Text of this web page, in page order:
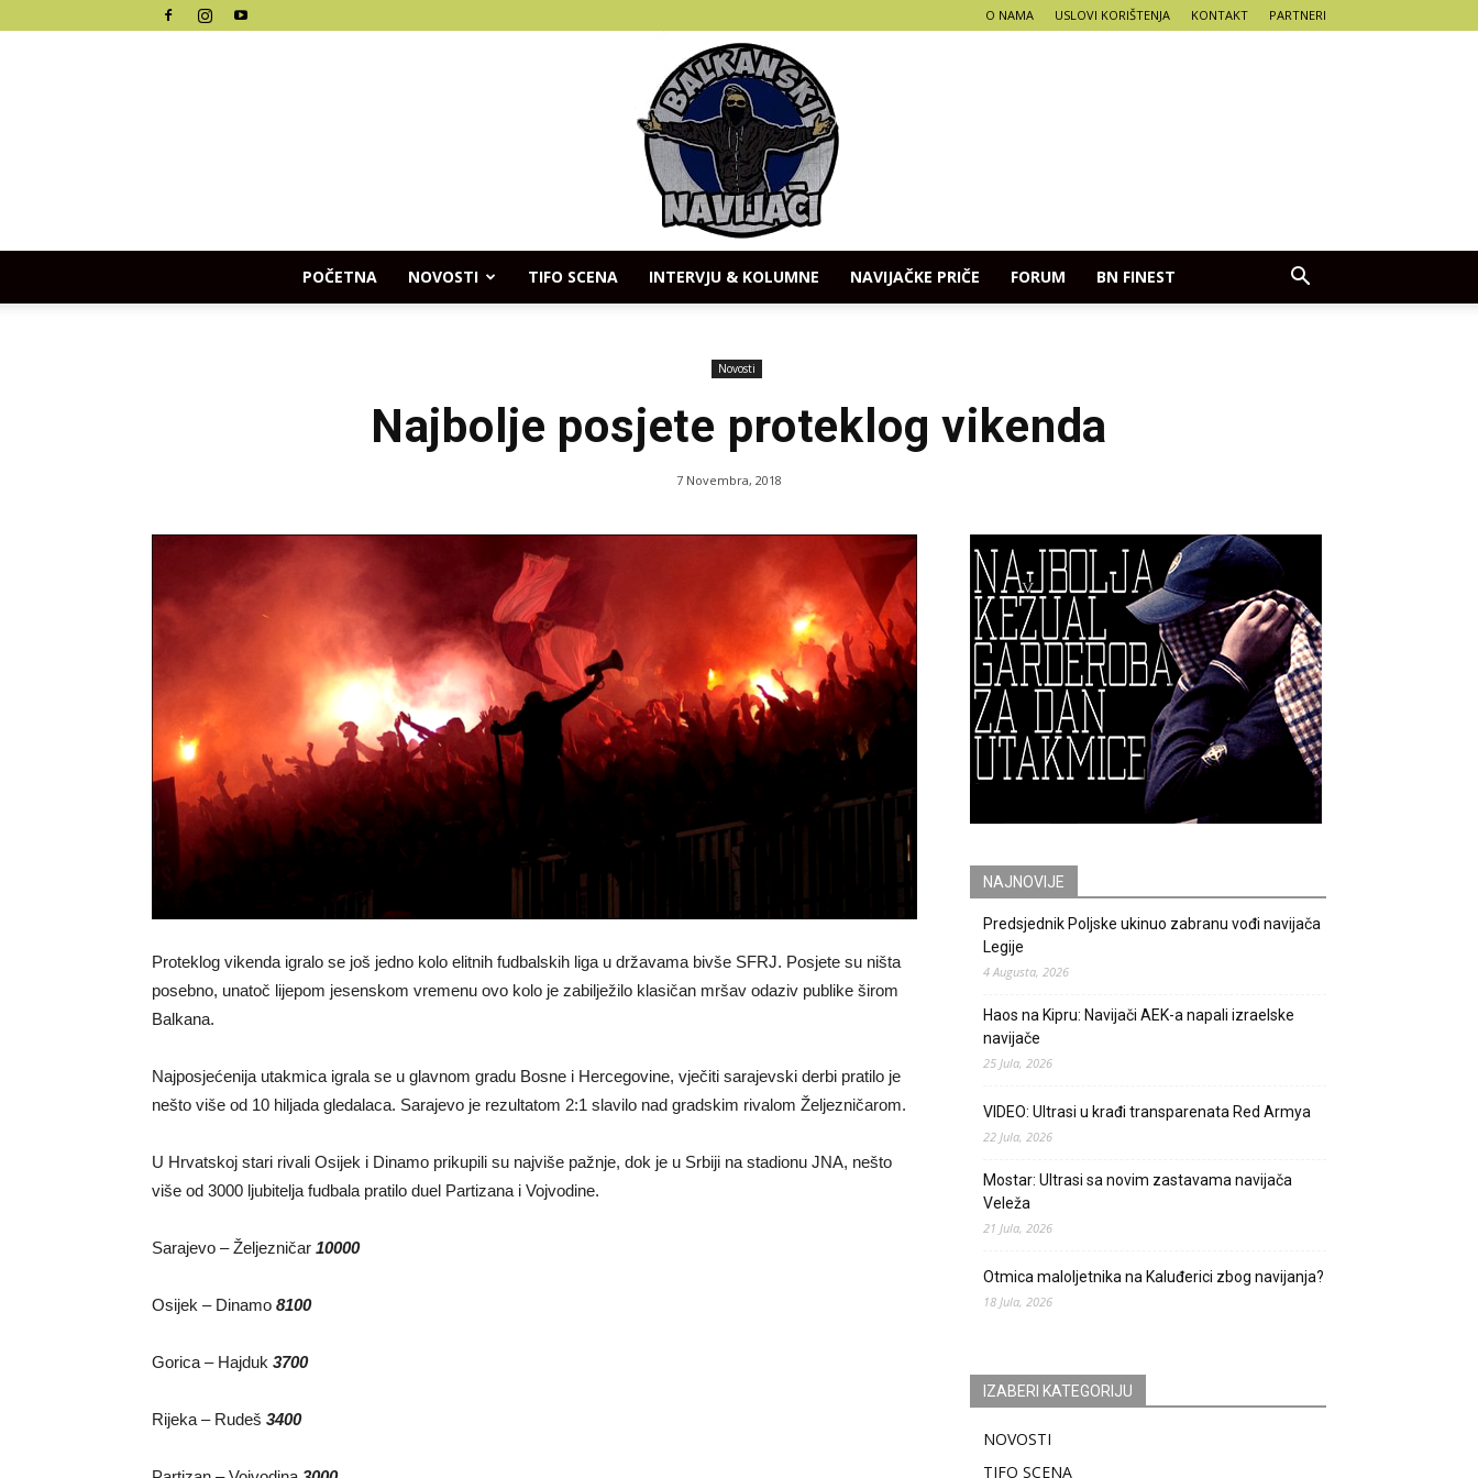
O NAMA USLOVI KORIŠTENJA KONTAKT PARTNERI
POČETNA NOVOSTI TIFO SCENA INTERVJU & KOLUMNE NAVIJAČKE PRIČE FORUM BN FINEST
Novosti
Najbolje posjete proteklog vikenda
7 Novembra, 2018
Proteklog vikenda igralo se još jedno kolo elitnih fudbalskih liga u državama bivše SFRJ. Posjete su ništa
posebno, unatoč lijepom jesenskom vremenu ovo kolo je zabilježilo klasičan mršav odaziv publike širom
Balkana.
Najposjećenija utakmica igrala se u glavnom gradu Bosne i Hercegovine, vječiti sarajevski derbi pratilo je
nešto više od 10 hiljada gledalaca. Sarajevo je rezultatom 2:1 slavilo nad gradskim rivalom Željezničarom.
U Hrvatskoj stari rivali Osijek i Dinamo prikupili su najviše pažnje, dok je u Srbiji na stadionu JNA, nešto
više od 3000 ljubitelja fudbala pratilo duel Partizana i Vojvodine.
Sarajevo – Željezničar 10000
Osijek – Dinamo 8100
Gorica – Hajduk 3700
Rijeka – Rudeš 3400
NAJNOVIJE
Predsjednik Poljske ukinuo zabranu vođi navijača
Legije
4 Augusta, 2026
Haos na Kipru: Navijači AEK-a napali izraelske
navijače
25 Jula, 2026
VIDEO: Ultrasi u krađi transparenata Red Armya
22 Jula, 2026
Mostar: Ultrasi sa novim zastavama navijača
Veleža
21 Jula, 2026
Otmica maloljetnika na Kaluđerici zbog navijanja?
18 Jula, 2026
IZABERI KATEGORIJU
NOVOSTI
TIFO SCENA